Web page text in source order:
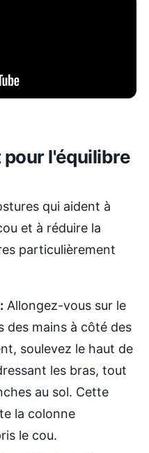
l'équilibre
qui aident à
et à réduire la
particulièrement
Allongez-vous sur le
des mains à côté des
soulevez le haut de
les bras, tout
au sol. Cette
la colonne
le cou.